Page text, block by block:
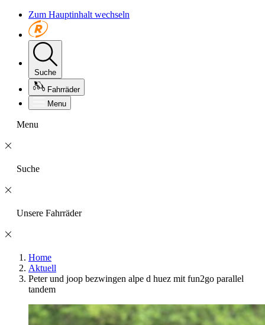
Zum Hauptinhalt wechseln
Suche
Fahrräder
Menu
Menu
Suche
Unsere Fahrräder
Home
Aktuell
Peter und joop bezwingen alpe d huez mit fun2go parallel
tandem